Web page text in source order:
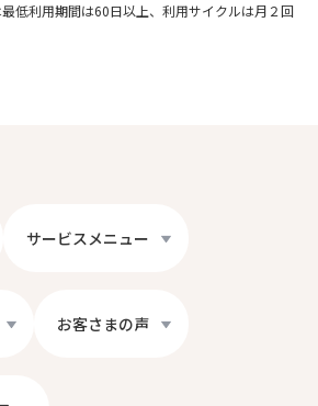
低利用期間は60日以上、利用サイクルは月２回
サービスメニュー
お客さまの声